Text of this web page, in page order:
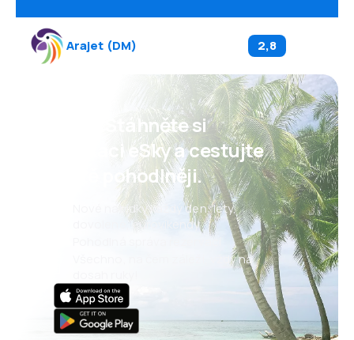
Arajet (DM) 2,8
Psst! Stáhněte si
aplikaci eSky a cestujte
ještě pohodlněji.
Nové nabídky každý den: lety,
dovolené, eurovíkendy
Všechno, na čem záleží, vždy na